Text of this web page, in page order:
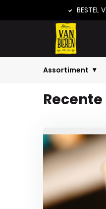
BESTEL
Assortiment
Home Nieuws